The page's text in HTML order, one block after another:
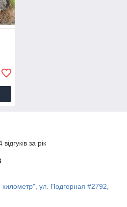
за рік
ул. Подгорная #2792,